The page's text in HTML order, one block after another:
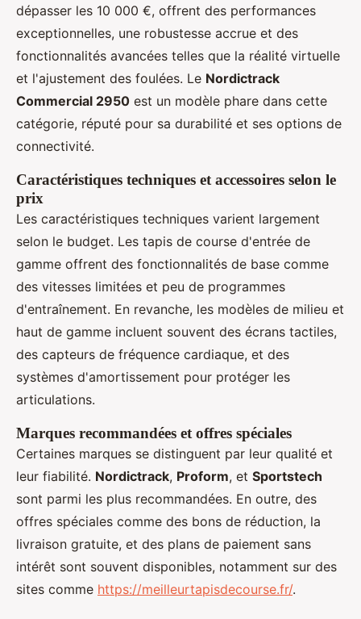
dépasser les 10 000 €, offrent des performances
exceptionnelles, une robustesse accrue et des
fonctionnalités avancées telles que la réalité virtuelle
et l'ajustement des foulées. Le Nordictrack
Commercial 2950 est un modèle phare dans cette
catégorie, réputé pour sa durabilité et ses options de
connectivité.
Caractéristiques techniques et accessoires selon le
prix
Les caractéristiques techniques varient largement
selon le budget. Les tapis de course d'entrée de
gamme offrent des fonctionnalités de base comme
des vitesses limitées et peu de programmes
d'entraînement. En revanche, les modèles de milieu et
haut de gamme incluent souvent des écrans tactiles,
des capteurs de fréquence cardiaque, et des
systèmes d'amortissement pour protéger les
articulations.
Marques recommandées et offres spéciales
Certaines marques se distinguent par leur qualité et
leur fiabilité. Nordictrack, Proform, et Sportstech
sont parmi les plus recommandées. En outre, des
offres spéciales comme des bons de réduction, la
livraison gratuite, et des plans de paiement sans
intérêt sont souvent disponibles, notamment sur des
sites comme https://meilleurtapisdecourse.fr/.